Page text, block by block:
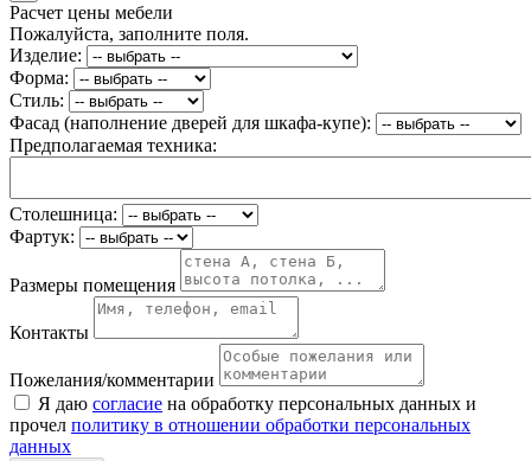
Расчет цены мебели
Пожалуйста, заполните поля.
Изделие:
Форма:
Стиль:
Фасад (наполнение дверей для шкафа-купе):
Предполагаемая техника:
Столешница:
Фартук:
Размеры помещения
Контакты
Пожелания/комментарии
Я даю согласие на обработку персональных данных и
прочел политику в отношении обработки персональных
данных